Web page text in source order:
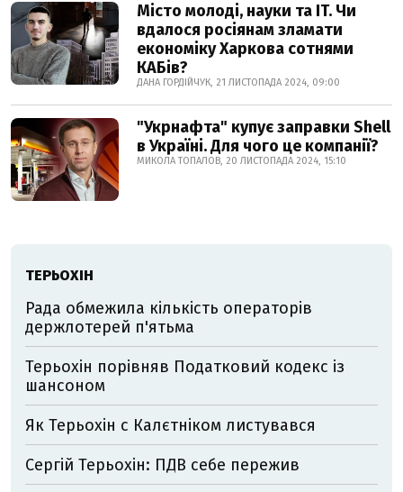
Місто молоді, науки та IT. Чи
вдалося росіянам зламати
економіку Харкова сотнями
КАБів?
ДАНА ГОРДІЙЧУК, 21 ЛИСТОПАДА 2024, 09:00
"Укрнафта" купує заправки Shell
в Україні. Для чого це компанії?
МИКОЛА ТОПАЛОВ, 20 ЛИСТОПАДА 2024, 15:10
ТЕРЬОХІН
Рада обмежила кількість операторів
держлотерей п'ятьма
Терьохін порівняв Податковий кодекс із
шансоном
Як Терьохін с Калєтніком листувався
Сергій Терьохін: ПДВ себе пережив